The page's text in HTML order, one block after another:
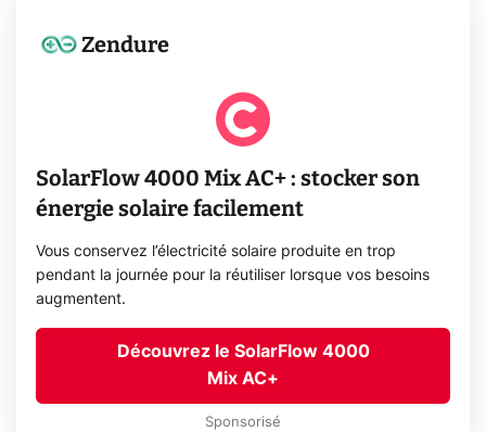
Zendure
SolarFlow 4000 Mix AC+ : stocker son
énergie solaire facilement
Vous conservez l’électricité solaire produite en trop
pendant la journée pour la réutiliser lorsque vos besoins
augmentent.
Découvrez le SolarFlow 4000
Mix AC+
Sponsorisé